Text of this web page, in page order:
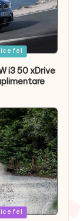
fel
i3 50 xDrive
fel